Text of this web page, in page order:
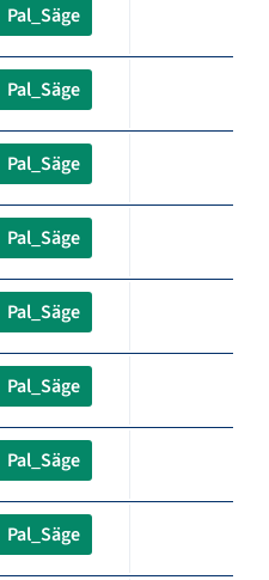
Pal_Säge
Pal_Säge
Pal_Säge
Pal_Säge
Pal_Säge
Pal_Säge
Pal_Säge
Pal_Säge